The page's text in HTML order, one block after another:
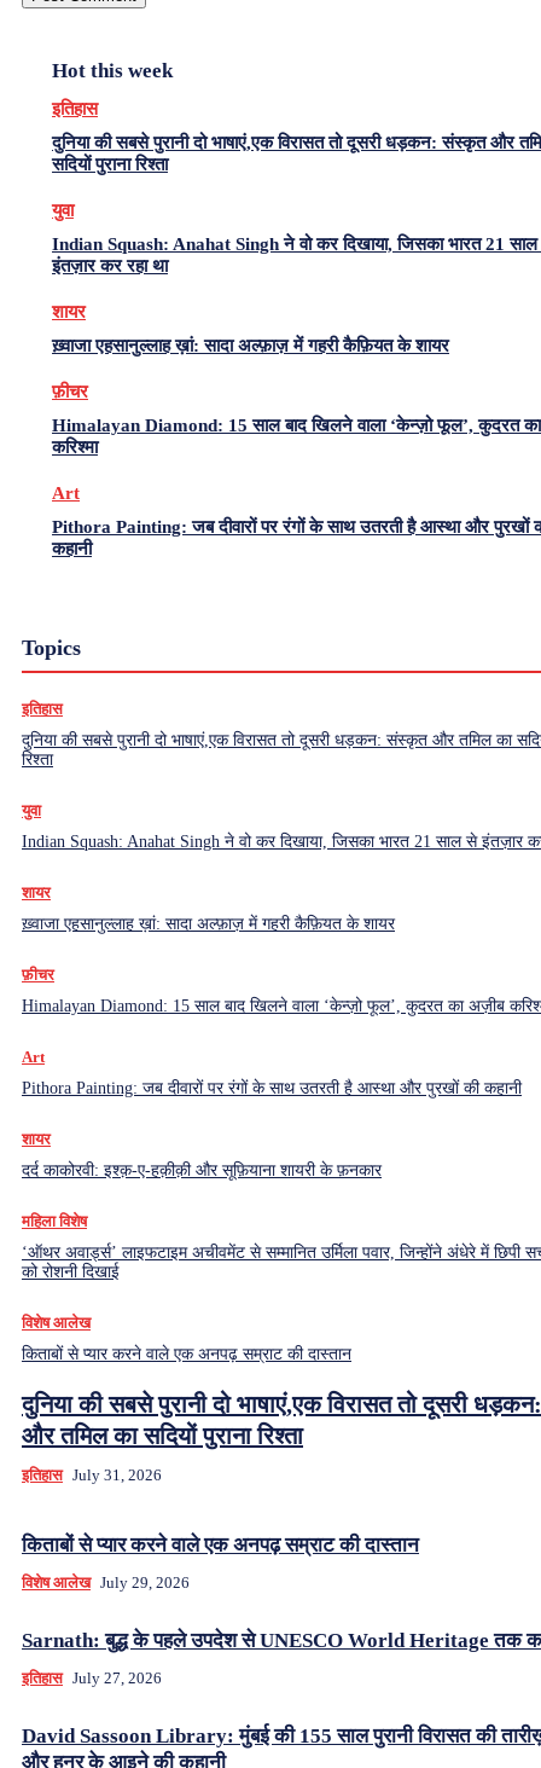
Hot this week
इतिहास
दुनिया की सबसे पुरानी दो भाषाएं,एक विरासत तो दूसरी धड़कन: संस्कृत और
सदियों पुराना रिश्ता
युवा
Indian Squash: Anahat Singh ने वो कर दिखाया, जिसका भारत 21
इंतज़ार कर रहा था
शायर
ख़्वाजा एहसानुल्लाह ख़ां: सादा अल्फ़ाज़ में गहरी कैफ़ियत के शायर
फ़ीचर
Himalayan Diamond: 15 साल बाद खिलने वाला ‘केन्ज़ो फूल’, कुदरत
करिश्मा
Art
Pithora Painting: जब दीवारों पर रंगों के साथ उतरती है आस्था और पुरखों
कहानी
Topics
इतिहास
दुनिया की सबसे पुरानी दो भाषाएं,एक विरासत तो दूसरी धड़कन: संस्कृत और तमिल का
रिश्ता
युवा
Indian Squash: Anahat Singh ने वो कर दिखाया, जिसका भारत 21 साल से इंतज़ार
शायर
ख़्वाजा एहसानुल्लाह ख़ां: सादा अल्फ़ाज़ में गहरी कैफ़ियत के शायर
फ़ीचर
Himalayan Diamond: 15 साल बाद खिलने वाला ‘केन्ज़ो फूल’, कुदरत का अज़ीब
Art
Pithora Painting: जब दीवारों पर रंगों के साथ उतरती है आस्था और पुरखों की कहानी
शायर
दर्द काकोरवी: इश्क़-ए-हक़ीक़ी और सूफ़ियाना शायरी के फ़नकार
महिला विशेष
‘ऑथर अवार्ड्स’ लाइफटाइम अचीवमेंट से सम्मानित उर्मिला पवार, जिन्होंने अंधेरे में छिपी
को रोशनी दिखाई
विशेष आलेख
किताबों से प्यार करने वाले एक अनपढ़ सम्राट की दास्तान
दुनिया की सबसे पुरानी दो भाषाएं,एक विरासत तो दूसरी
और तमिल का सदियों पुराना रिश्ता
इतिहास July 31, 2026
किताबों से प्यार करने वाले एक अनपढ़ सम्राट की दास्तान
विशेष आलेख July 29, 2026
Sarnath: बुद्ध के पहले उपदेश से UNESCO World Heritage तक
इतिहास July 27, 2026
David Sassoon Library: मुंबई की 155 साल पुरानी विरासत की
और हुनर के आइने की कहानी